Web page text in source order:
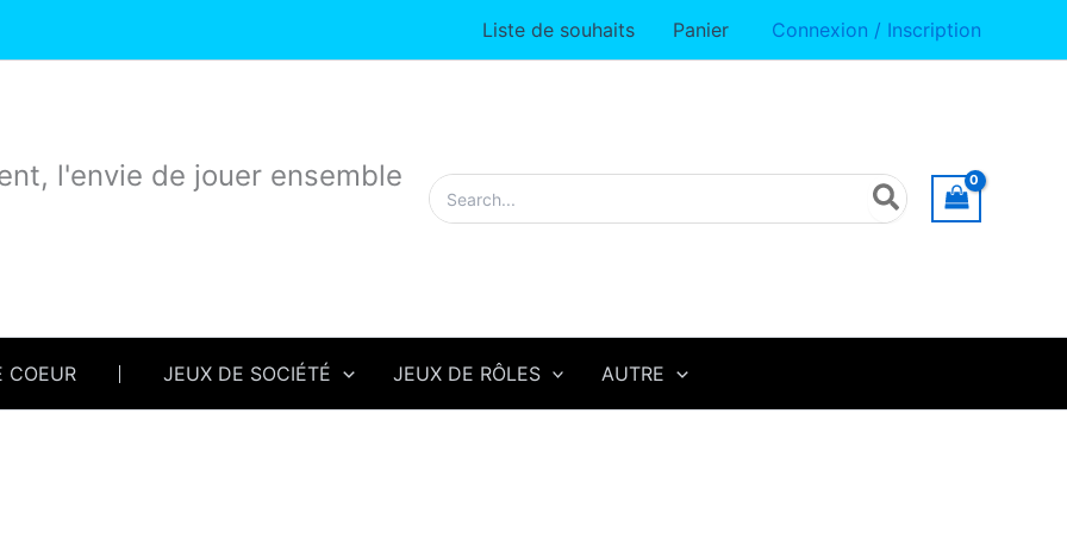
Liste de souhaits Panier Connexion / Inscription
l'envie de jouer ensemble
Rechercher:
COEUR JEUX DE SOCIÉTÉ JEUX DE RÔLES AUTRE